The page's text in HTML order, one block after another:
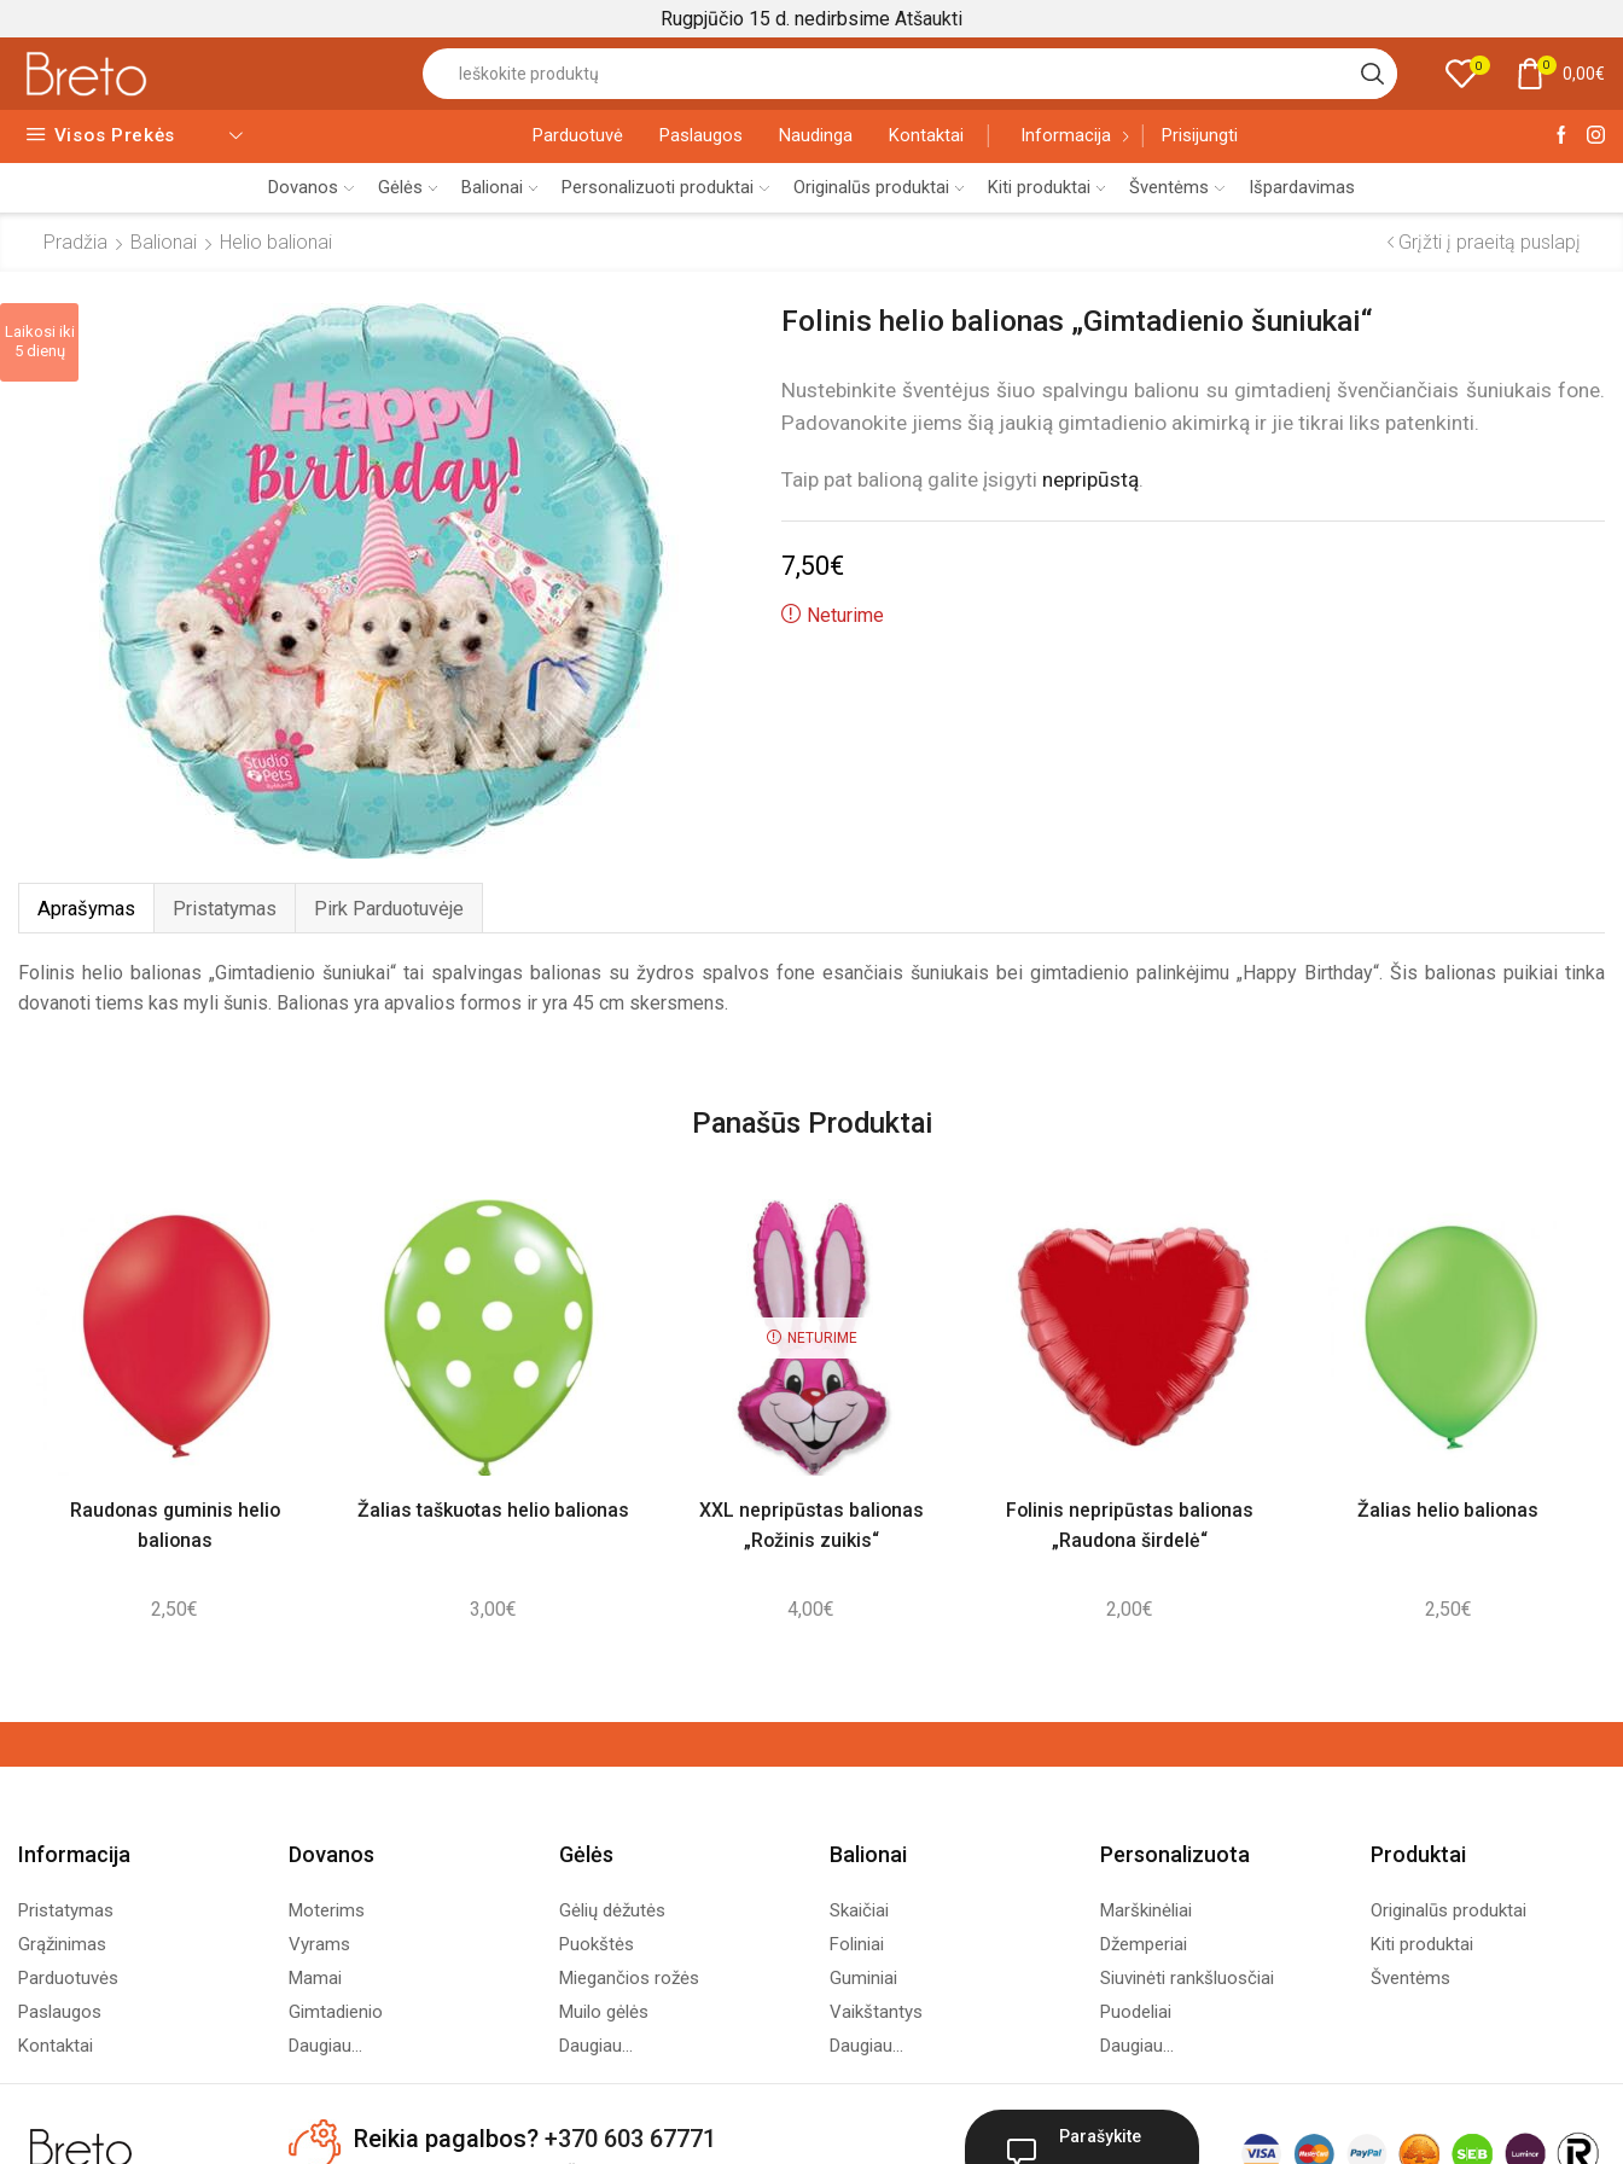
Rugpjūčio 15 d. nedirbsime Atšaukti
input
0 0 0,00€
Visos Prekės Parduotuvė Paslaugos Naudinga Kontaktai Informacija Prisijungti
Dovanos Gėlės Balionai Personalizuoti produktai Originalūs produktai Kiti produktai Šventėms Išpardavimas
Pradžia Balionai Helio balionai Grįžti į praeitą puslapį
Laikosi iki
5 dienų
Folinis helio balionas „Gimtadienio šuniukai“
Nustebinkite šventėjus šiuo spalvingu balionu su gimtadienį švenčiančiais šuniukais fone.
Padovanokite jiems šią jaukią gimtadienio akimirką ir jie tikrai liks patenkinti.
Taip pat balioną galite įsigyti nepripūstą.
7,50€
Neturime
Aprašymas Pristatymas Pirk Parduotuvėje
Folinis helio balionas „Gimtadienio šuniukai“ tai spalvingas balionas su žydros spalvos fone esančiais šuniukais bei gimtadienio palinkėjimu „Happy Birthday“. Šis balionas puikiai tinka
dovanoti tiems kas myli šunis. Balionas yra apvalios formos ir yra 45 cm skersmens.
Panašūs Produktai
Raudonas guminis helio
balionas
2,50€
Žalias taškuotas helio balionas
3,00€
NETURIME
XXL nepripūstas balionas
„Rožinis zuikis“
4,00€
Folinis nepripūstas balionas
„Raudona širdelė“
2,00€
Žalias helio balionas
2,50€
Informacija
Pristatymas
Grąžinimas
Parduotuvės
Paslaugos
Kontaktai
Dovanos
Moterims
Vyrams
Mamai
Gimtadienio
Daugiau...
Gėlės
Gėlių dėžutės
Puokštės
Miegančios rožės
Muilo gėlės
Daugiau...
Balionai
Skaičiai
Foliniai
Guminiai
Vaikštantys
Daugiau...
Personalizuota
Marškinėliai
Džemperiai
Siuvinėti rankšluosčiai
Puodeliai
Daugiau...
Produktai
Originalūs produktai
Kiti produktai
Šventėms
Reikia pagalbos? +370 603 67771
Parašykite